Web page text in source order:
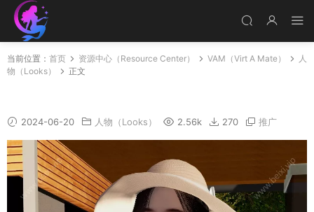
当前位置： 首页 资源中心（Resource Center） VAM（Virt A Mate）
人
物（Looks）
正文
2024-06-20 人物（Looks） 2.56k 270 推广